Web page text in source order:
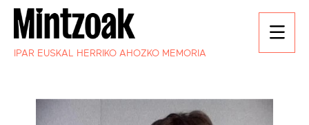
IPAR EUSKAL HERRIKO AHOZKO MEMORIA